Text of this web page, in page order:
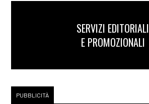
SERVIZI EDITORIALI
E PROMOZIONALI
PUBBLICITÀ